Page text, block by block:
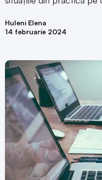
Huleni Elena
14 februarie 2024